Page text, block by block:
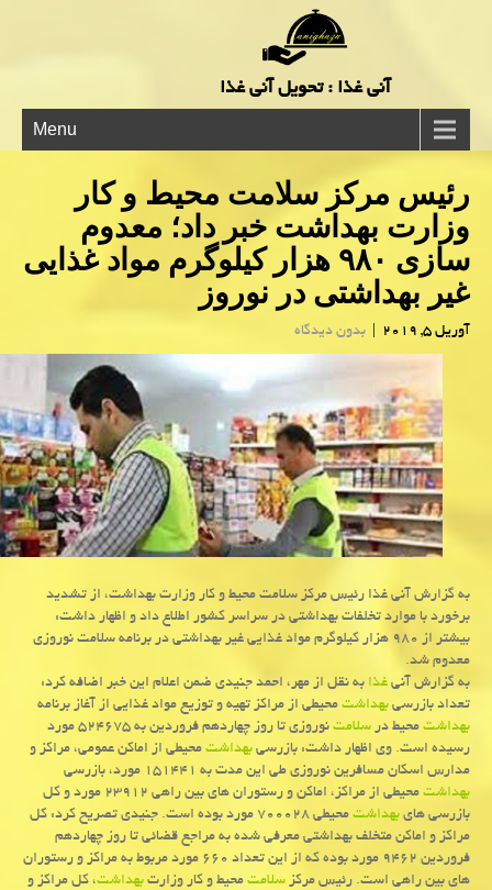
آنی غذا : تحویل آنی غذا
Menu
رئیس مركز سلامت محیط و كار
وزارت بهداشت خبر داد؛ معدوم
سازی ۹۸۰ هزار كیلوگرم مواد غذایی
غیر بهداشتی در نوروز
آوریل 5, 2019 | بدون دیدگاه
به گزارش آنی غذا رئیس مركز سلامت محیط و كار وزارت بهداشت، از تشدید
برخورد با موارد تخلفات بهداشتی در سراسر كشور اطلاع داد و اظهار داشت:
بیشتر از ۹۸۰ هزار كیلوگرم مواد غذایی غیر بهداشتی در برنامه سلامت نوروزی
معدوم شد.
به گزارش آنیغذابه نقل از مهر، احمد جنیدی ضمن اعلام این خبر اضافه كرد:
تعداد بازرسیبهداشتمحیطی از مراكز تهیه و توزیع مواد غذایی از آغاز برنامه
بهداشتمحیط درسلامت
نوروزی تا روز چهاردهم فروردین به ۵۲۴۶۷۵ مورد
رسیده است. وی اظهار داشت: بازرسیبهداشتمحیطی از اماكن عمومی، مراكز و
مدارس اسكان مسافرین نوروزی طی این مدت به ۱۵۱۴۴۱ مورد، بازرسی
بهداشت
محیطی از مراكز، اماكن و رستوران های بین راهی ۲۳۹۱۲ مورد و كل
بازرسی هایبهداشت
محیطی ۷۰۰۰۲۸ مورد بوده است. جنیدی تصریح كرد: كل
مراكز و اماكن متخلف بهداشتی معرفی شده به مراجع قضائی تا روز چهاردهم
فروردین ۹۴۶۲ مورد بوده كه از این تعداد ۶۶۰ مورد مربوط به مراكز و رستوران
های بین راهی است. رئیس مركزسلامتمحیط و كار وزارتبهداشت، كل مراكز و